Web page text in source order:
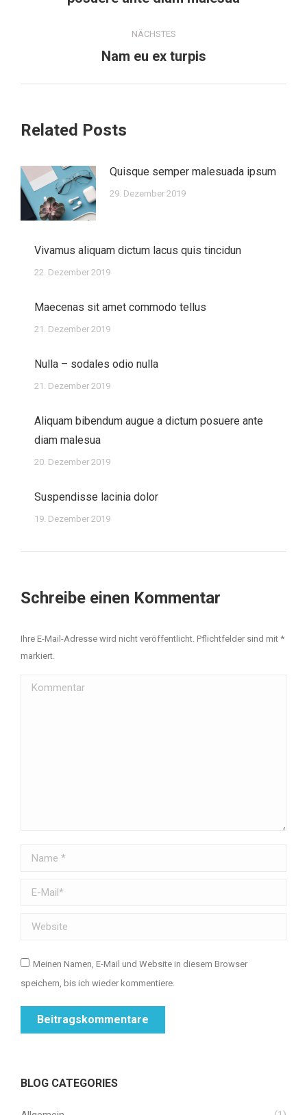
Beitrag:
NÄCHSTES
Nächster
Nam eu ex turpis
Related Posts
Quisque semper malesuada ipsum
29. Dezember 2019
Vivamus aliquam dictum lacus quis tincidun
22. Dezember 2019
Maecenas sit amet commodo tellus
21. Dezember 2019
Nulla – sodales odio nulla
21. Dezember 2019
Aliquam bibendum augue a dictum posuere ante
diam malesua
20. Dezember 2019
Suspendisse lacinia dolor
19. Dezember 2019
Schreibe einen Kommentar
Ihre E-Mail-Adresse wird nicht veröffentlicht. Pflichtfelder sind mit *
markiert.
Kommentar
Name *
E-Mail *
Website
Meinen Namen, E-Mail und Website in diesem Browser
speichern, bis ich wieder kommentiere.
Beitragskommentare
BLOG CATEGORIES